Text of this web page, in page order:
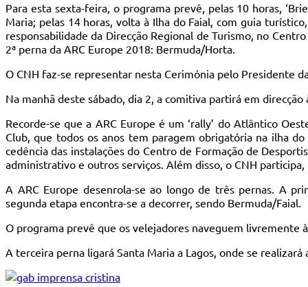
Para esta sexta-feira, o programa prevê, pelas 10 horas,
Maria; pelas 14 horas, volta à Ilha do Faial, com guia
responsabilidade da Direcção Regional de Turismo, no
2ª perna da ARC Europe 2018: Bermuda/Horta.
O CNH faz-se representar nesta Cerimónia pelo Presidente
Na manhã deste sábado, dia 2, a comitiva partirá em direcção
Recorde-se que a ARC Europe é um ‘rally’ do Atlântico
Club, que todos os anos tem paragem obrigatória na ilha
cedência das instalações do Centro de Formação de
administrativo e outros serviços. Além disso, o CNH
A ARC Europe desenrola-se ao longo de três pernas. A
segunda etapa encontra-se a decorrer, sendo Bermuda/Faial.
O programa prevê que os velejadores naveguem livremente
A terceira perna ligará Santa Maria a Lagos, onde se